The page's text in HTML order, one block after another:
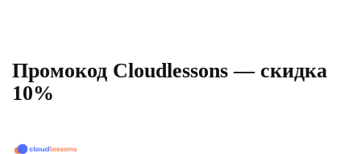
Промокод Cloudlessons — скидка
10%